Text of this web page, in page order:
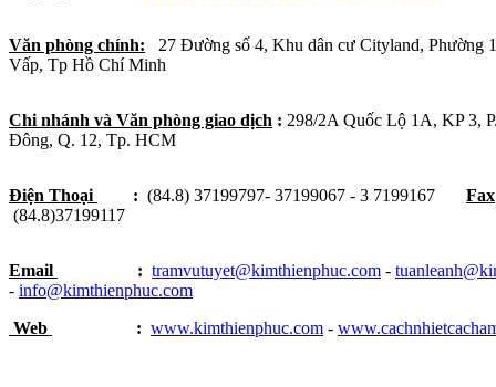
Văn phòng chính:
27 Đường số 4, Khu dân cư Cityland, Phường
Vấp, Tp Hồ Chí Minh
Chi nhánh và Văn phòng giao dịch : 298/2A Quốc Lộ 1A, KP 3,
Đông, Q. 12, Tp. HCM
Điện Thoại : (84.8) 37199797- 37199067 - 3 7199167 Fax
(84.8)37199117
Email : tramvutuyet@kimthienphuc.com -
- info@kimthienphuc.com
Web
: www.kimthienphuc.com -